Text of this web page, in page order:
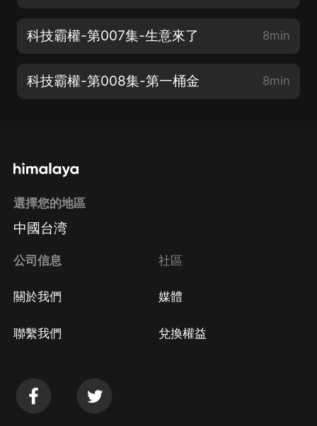
科技霸權-第007集-生意來了 8min
科技霸權-第008集-第一桶金 8min
選擇您的地區
中國台湾
公司信息
關於我們
聯繫我們
社區
媒體
兌換權益